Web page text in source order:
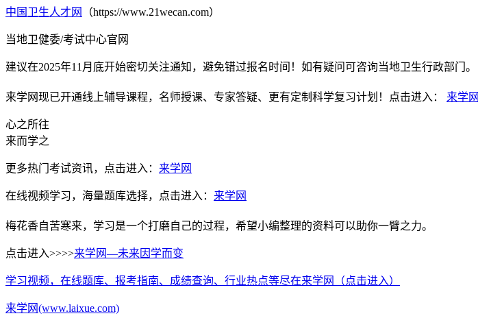
中国卫生人才网 （https://www.21wecan.com）
当地卫健委/考试中心官网
建议在2025年11月底开始密切关注通知，避免错过报名时间！如有疑问可咨询当地卫生行政部门。
来学网现已开通线上辅导课程，名师授课、专家答疑、更有定制科学复习计划！点击进入： 来学网
心之所往
来而学之
更多热门考试资讯，点击进入： 来学网
在线视频学习，海量题库选择，点击进入： 来学网
梅花香自苦寒来，学习是一个打磨自己的过程，希望小编整理的资料可以助你一臂之力。
点击进入>>>>来学网—未来因学而变
学习视频，在线题库、报考指南、成绩查询、行业热点等尽在来学网（点击进入）
来学网(www.laixue.com)